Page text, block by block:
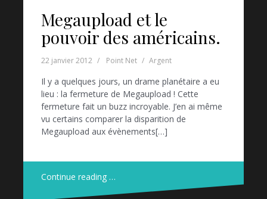
Megaupload et le
pouvoir des américains.
22 janvier 2012 Point Net Argent
Il y a quelques jours, un drame planétaire a eu
lieu : la fermeture de Megaupload ! Cette
fermeture fait un buzz incroyable. J’en ai même
vu certains comparer la disparition de
Megaupload aux évènements[…]
Continue reading …